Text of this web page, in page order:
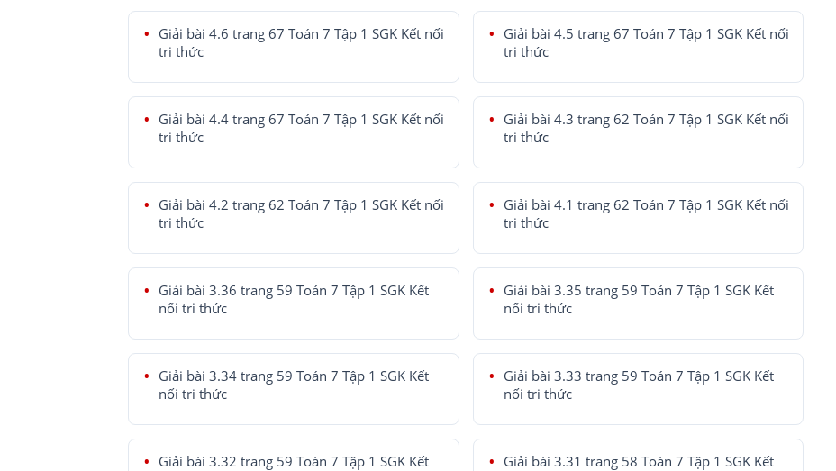
Giải bài 4.6 trang 67 Toán 7 Tập 1 SGK Kết nối
tri thức
Giải bài 4.5 trang 67 Toán 7 Tập 1 SGK Kết nối
tri thức
Giải bài 4.4 trang 67 Toán 7 Tập 1 SGK Kết nối
tri thức
Giải bài 4.3 trang 62 Toán 7 Tập 1 SGK Kết nối
tri thức
Giải bài 4.2 trang 62 Toán 7 Tập 1 SGK Kết nối
tri thức
Giải bài 4.1 trang 62 Toán 7 Tập 1 SGK Kết nối
tri thức
Giải bài 3.36 trang 59 Toán 7 Tập 1 SGK Kết
nối tri thức
Giải bài 3.35 trang 59 Toán 7 Tập 1 SGK Kết
nối tri thức
Giải bài 3.34 trang 59 Toán 7 Tập 1 SGK Kết
nối tri thức
Giải bài 3.33 trang 59 Toán 7 Tập 1 SGK Kết
nối tri thức
Giải bài 3.32 trang 59 Toán 7 Tập 1 SGK Kết Giải bài 3.31 trang 58 Toán 7 Tập 1 SGK Kết